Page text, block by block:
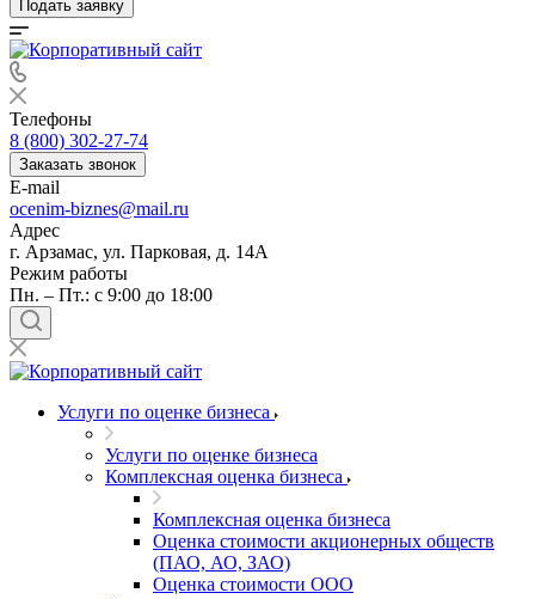
Подать заявку
Телефоны
8 (800) 302-27-74
Заказать звонок
E-mail
ocenim-biznes@mail.ru
Адрес
г. Арзамас, ул. Парковая, д. 14А
Режим работы
Пн. – Пт.: с 9:00 до 18:00
Услуги по оценке бизнеса
Услуги по оценке бизнеса
Комплексная оценка бизнеса
Комплексная оценка бизнеса
Оценка стоимости акционерных обществ
(ПАО, АО, ЗАО)
Оценка стоимости ООО